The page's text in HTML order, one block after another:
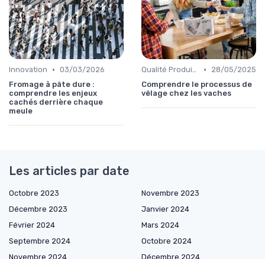
Innovation • 03/03/2026
Fromage à pâte dure :
comprendre les enjeux
cachés derrière chaque
meule
Qualité Produits •
28/05/2025
Comprendre le processus de
vêlage chez les vaches
Les articles par date
Octobre 2023
Novembre 2023
Décembre 2023
Janvier 2024
Février 2024
Mars 2024
Septembre 2024
Octobre 2024
Novembre 2024
Décembre 2024